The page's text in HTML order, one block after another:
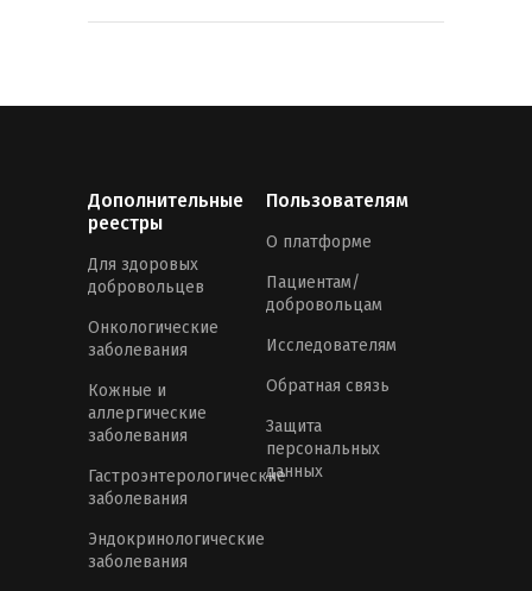
Дополнительные
реестры
Для здоровых
добровольцев
Онкологические
заболевания
Кожные и
аллергические
заболевания
Гастроэнтерологические
заболевания
Эндокринологические
заболевания
Пользователям
О платформе
Пациентам/
добровольцам
Исследователям
Обратная связь
Защита
персональных
данных